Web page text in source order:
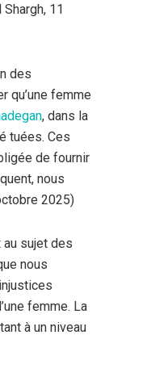
11
des
qu’une femme
an, dans la
tuées. Ces
de fournir
nous
2025)
au sujet des
nous
femme. La
à un niveau